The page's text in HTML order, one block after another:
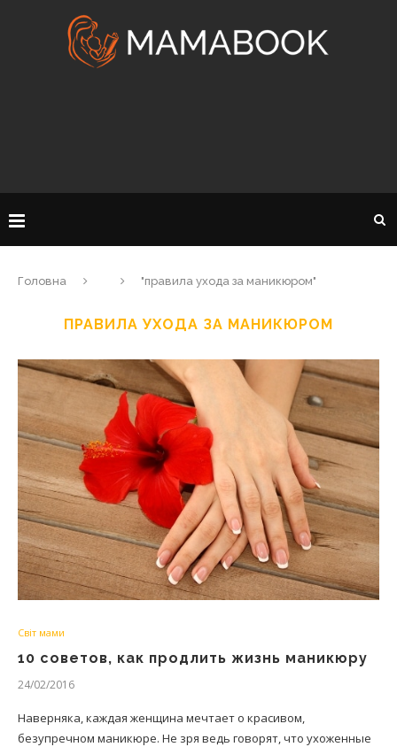
Головна "правила ухода за маникюром"
ПРАВИЛА УХОДА ЗА МАНИКЮРОМ
Світ мами
10 советов, как продлить жизнь маникюру
24/02/2016
Наверняка, каждая женщина мечтает о красивом,
безупречном маникюре. Не зря ведь говорят, что ухоженные